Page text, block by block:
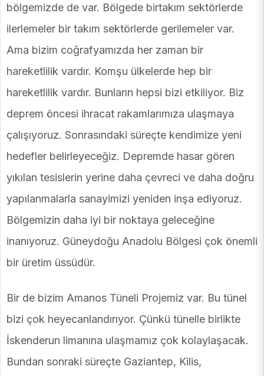
bölgemizde de var. Bölgede birtakım sektörlerde
ilerlemeler bir takım sektörlerde gerilemeler var.
Ama bizim coğrafyamızda her zaman bir
hareketlilik vardır. Komşu ülkelerde hep bir
hareketlilik vardır. Bunların hepsi bizi etkiliyor. Biz
deprem öncesi ihracat rakamlarımıza ulaşmaya
çalışıyoruz. Sonrasındaki süreçte kendimize yeni
hedefler belirleyeceğiz. Depremde hasar gören
yıkılan tesislerin yerine daha çevreci ve daha doğru
yapılanmalarla sanayimizi yeniden inşa ediyoruz.
Bölgemizin daha iyi bir noktaya geleceğine
inanıyoruz. Güneydoğu Anadolu Bölgesi çok önemli
bir üretim üssüdür.
Bir de bizim Amanos Tüneli Projemiz var. Bu tünel
bizi çok heyecanlandırıyor. Çünkü tünelle birlikte
İskenderun limanına ulaşmamız çok kolaylaşacak.
Bundan sonraki süreçte Gaziantep, Kilis,